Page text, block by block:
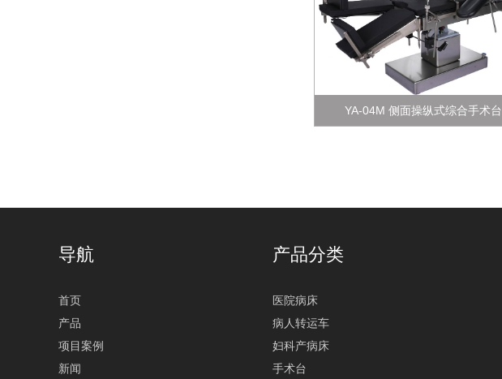
YA-04M 侧面操纵式综合手术台
导航
首页
产品
项目案例
新闻
产品分类
医院病床
病人转运车
妇科产病床
手术台